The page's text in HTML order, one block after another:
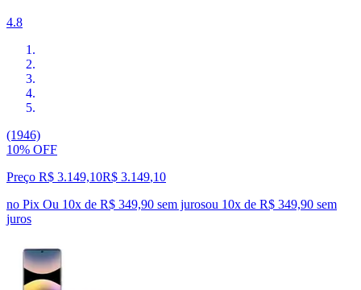
4.8
(1946)
10% OFF
Preço R$ 3.149,10R$ 3.149,10
no Pix Ou 10x de R$ 349,90 sem jurosou 10x de R$ 349,90 sem
juros